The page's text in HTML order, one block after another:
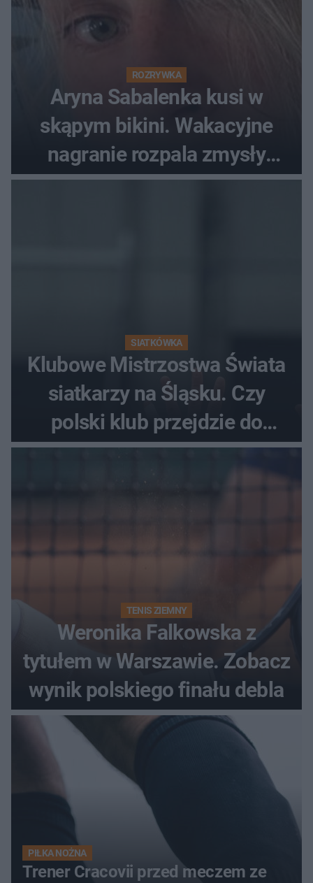
ROZRYWKA
Aryna Sabalenka kusi w
skąpym bikini. Wakacyjne
nagranie rozpala zmysły
fanów
SIATKÓWKA
Klubowe Mistrzostwa Świata
siatkarzy na Śląsku. Czy
polski klub przejdzie do
historii
TENIS ZIEMNY
Weronika Falkowska z
tytułem w Warszawie. Zobacz
wynik polskiego finału debla
PIŁKA NOŻNA
Trener Cracovii przed meczem ze